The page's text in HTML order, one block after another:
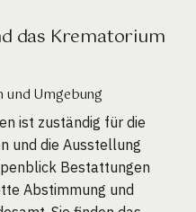
das Krematorium
Umgebung
ist zuständig für die
und die Ausstellung
Bestattungen
Abstimmung und